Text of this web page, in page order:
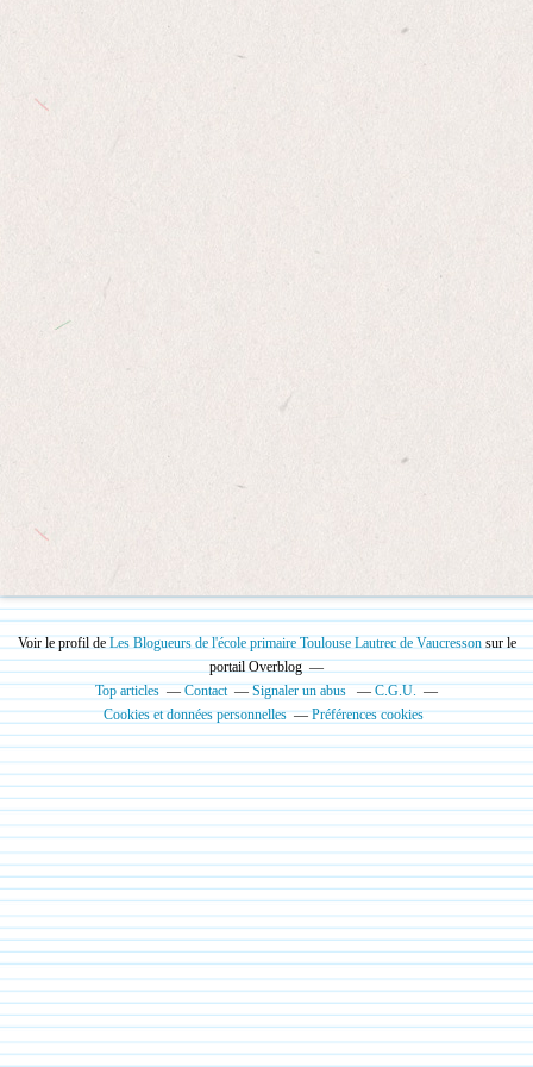
Voir le profil de Les Blogueurs de l'école primaire Toulouse Lautrec de Vaucressonsur le
portail Overblog
Top articles
Contact Signaler un abus
C.G.U.
Cookies et données personnelles
Préférences cookies